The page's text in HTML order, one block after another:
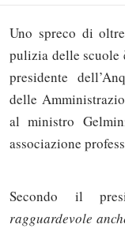
Uno spreco di
pulizia delle scuole
presidente
delle
al ministro
associazione
Secondo il
ragguardevole